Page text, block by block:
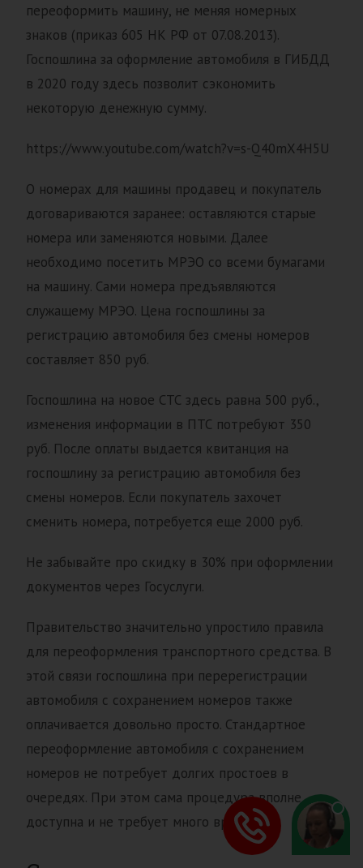
переоформить машину, не меняя номерных
знаков (приказ 605 НК РФ от 07.08.2013).
Госпошлина за оформление автомобиля в ГИБДД
в 2020 году здесь позволит сэкономить
некоторую денежную сумму.
https://www.youtube.com/watch?v=s-Q40mX4H5U
О номерах для машины продавец и покупатель
договариваются заранее: оставляются старые
номера или заменяются новыми. Далее
необходимо посетить МРЭО со всеми бумагами
на машину. Сами номера предъявляются
служащему МРЭО. Цена госпошлины за
регистрацию автомобиля без смены номеров
составляет 850 руб.
Госпошлина на новое СТС здесь равна 500 руб.,
изменения информации в ПТС потребуют 350
руб. После оплаты выдается квитанция на
госпошлину за регистрацию автомобиля без
смены номеров. Если покупатель захочет
сменить номера, потребуется еще 2000 руб.
Не забывайте про скидку в 30% при оформлении
документов через Госуслуги.
Правительство значительно упростило правила
для переоформления транспортного средства. В
этой связи госпошлина при перерегистрации
автомобиля с сохранением номеров также
оплачивается довольно просто. Стандартное
переоформление автомобиля с сохранением
номеров не потребует долгих простоев в
очередях. При этом сама процедура вполне
доступна и не требует много времени.